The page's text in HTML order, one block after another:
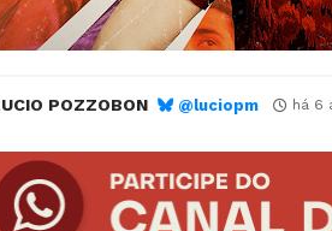
POZZOBON @luciopm há 6